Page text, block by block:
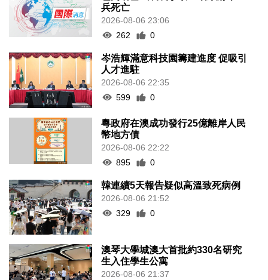
兵死亡
2026-08-06 23:06
262
0
岑浩輝滿意科技園籌建進度 促吸引
人才進駐
2026-08-06 22:35
599
0
粵政府在澳成功發行25億離岸人民
幣地方債
2026-08-06 22:22
895
0
韓連續5天報告疑似高溫致死病例
2026-08-06 21:52
329
0
澳琴大學城澳大首批約330名研究
生入住學生公寓
2026-08-06 21:37